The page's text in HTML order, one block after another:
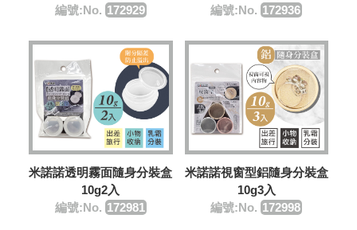
編號:No. 172929
編號:No. 172936
米諾諾透明霧面隨身分裝盒
10g2入
編號:No. 172981
米諾諾視窗型鋁隨身分裝盒
10g3入
編號:No. 172998